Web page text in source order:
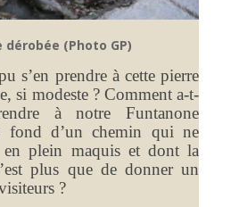
dérobée (Photo GP)
s’en prendre à cette pierre
si modeste ? Comment a-t-
à notre Funtanone
fond d’un chemin qui ne
plein maquis et dont la
plus que de donner un
?